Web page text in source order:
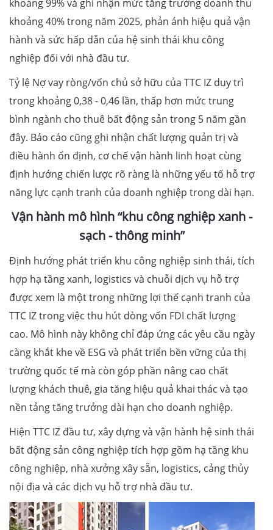
khoảng 99% và ghi nhận mức tăng trưởng doanh thu
khoảng 40% trong năm 2025, phản ánh hiệu quả vận
hành và sức hấp dẫn của hệ sinh thái khu công
nghiệp đối với nhà đầu tư.
Tỷ lệ Nợ vay ròng/vốn chủ sở hữu của TTC IZ duy trì
trong khoảng 0,38 - 0,46 lần, thấp hơn mức trung
bình ngành cho thuê bất động sản trong 5 năm gần
đây. Báo cáo cũng ghi nhận chất lượng quản trị và
điều hành ổn định, cơ chế vận hành linh hoạt cùng
định hướng chiến lược rõ ràng là những yếu tố hỗ trợ
năng lực cạnh tranh của doanh nghiệp trong dài hạn.
Vận hành mô hình “khu công nghiệp xanh-
sạch-thông minh”
Định hướng phát triển khu công nghiệp sinh thái, tích
hợp hạ tầng xanh, logistics và chuỗi dịch vụ hỗ trợ
được xem là một trong những lợi thế cạnh tranh của
TTC IZ trong việc thu hút dòng vốn FDI chất lượng
cao. Mô hình này không chỉ đáp ứng các yêu cầu ngày
càng khắt khe về ESG và phát triển bền vững của thị
trường quốc tế mà còn góp phần nâng cao chất
lượng khách thuê, gia tăng hiệu quả khai thác và tạo
nền tảng tăng trưởng dài hạn cho doanh nghiệp.
Hiện TTC IZ đầu tư, xây dựng và vận hành hệ sinh thái
bất động sản công nghiệp tích hợp gồm hạ tầng khu
công nghiệp, nhà xưởng xây sẵn, logistics, cảng thủy
nội địa và các dịch vụ hỗ trợ nhà đầu tư.